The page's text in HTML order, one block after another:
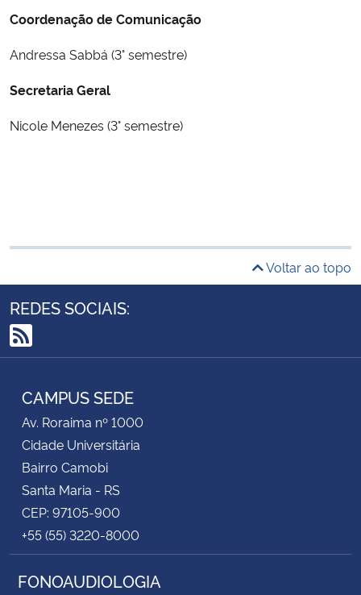
Coordenação de Comunicação
Andressa Sabbá (3° semestre)
Secretaria Geral
Nicole Menezes (3° semestre)
Voltar ao topo
REDES SOCIAIS:
RSS
CAMPUS SEDE
Av. Roraima nº 1000
Cidade Universitária
Bairro Camobi
Santa Maria - RS
CEP: 97105-900
+55 (55) 3220-8000
FONOAUDIOLOGIA